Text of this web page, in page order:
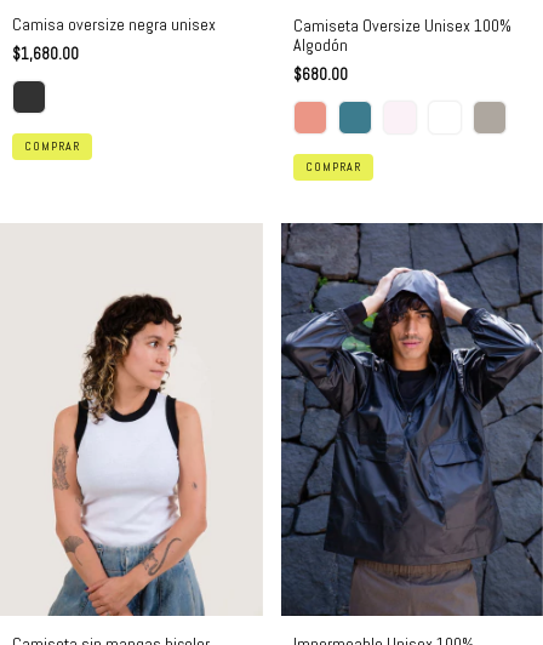
Camisa oversize negra unisex
$1,680.00
COMPRAR
Camiseta Oversize Unisex 100%
Algodón
$680.00
COMPRAR